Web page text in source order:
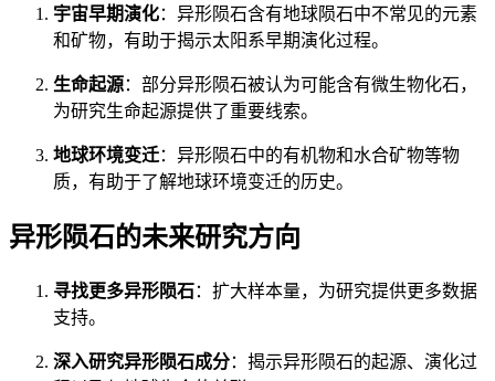
宇宙早期演化：异形陨石含有地球陨石中不常见的元素
和矿物，有助于揭示太阳系早期演化过程。
生命起源：部分异形陨石被认为可能含有微生物化石，
为研究生命起源提供了重要线索。
地球环境变迁：异形陨石中的有机物和水合矿物等物
质，有助于了解地球环境变迁的历史。
异形陨石的未来研究方向
寻找更多异形陨石：扩大样本量，为研究提供更多数据
支持。
深入研究异形陨石成分：揭示异形陨石的起源、演化过